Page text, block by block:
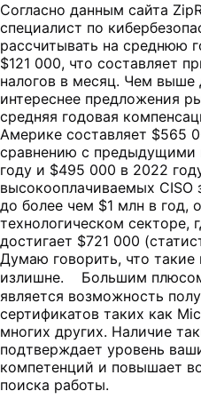
Согласно данным сайта
специалист по
рассчитывать на среднюю
$121 000, что составляет
налогов в месяц. Чем выше
интереснее предложения
средняя годовая
Америке составляет $565
сравнению с предыдущими
году и $495 000 в 2022
высокооплачиваемых
до более чем $1 млн в год,
технологическом секторе,
достигает $721 000
Думаю говорить, что
излишне. Большим
является возможность
сертификатов таких как
многих других. Наличие
подтверждает уровень
компетенций и повышает
поиска работы.